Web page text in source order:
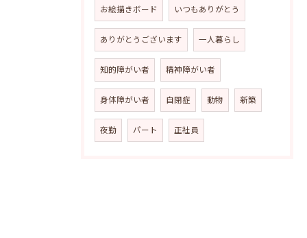
お絵描きボード いつもありがとう
ありがとうございます 一人暮らし
知的障がい者 精神障がい者
身体障がい者 自閉症 動物 新築
夜勤 パート 正社員